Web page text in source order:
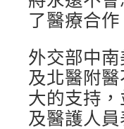
了醫療合作
外交部中
及北醫附
大的支持
及醫護人員